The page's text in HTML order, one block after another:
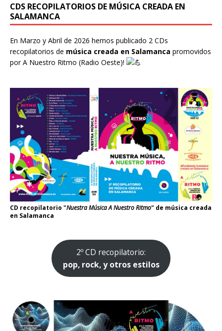
CDS RECOPILATORIOS DE MÚSICA CREADA EN
SALAMANCA
En Marzo y Abril de 2026 hemos publicado 2 CDs
recopilatorios de música creada en Salamanca promovidos
porA Nuestro Ritmo (Radio Oeste)!
CD recopilatorio "Nuestra Música A Nuestro Ritmo" de música creada
en Salamanca
2º CD recopilatorio:
pop, rock, y otros estilos